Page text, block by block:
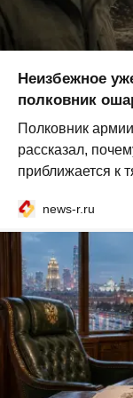
Неизбежное
полковник
Полковник
рассказал,
приближается к
news-r.ru